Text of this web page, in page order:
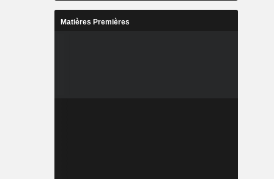
Matières Premières